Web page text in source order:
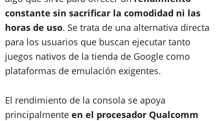
constante sin sacrificar la comodidad ni las
horas de uso. Se trata de una alternativa directa
para los usuarios que buscan ejecutar tanto
juegos nativos de la tienda de Google como
plataformas de emulación exigentes.
El rendimiento de la consola se apoya
principalmente en el procesador Qualcomm